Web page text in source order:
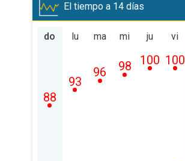
El tiempo a 14 días
do
88
lu
93
ma
96
mi
98
ju
100
vi
100